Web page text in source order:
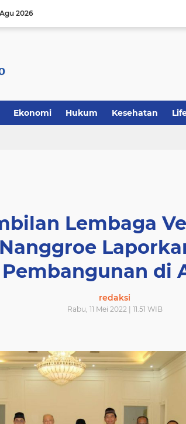
2026
Ekonomi Hukum Kesehatan
Lembaga
Pembangunan di
redaksi
Rabu, 11 Mei 2022 | 11.51 WIB